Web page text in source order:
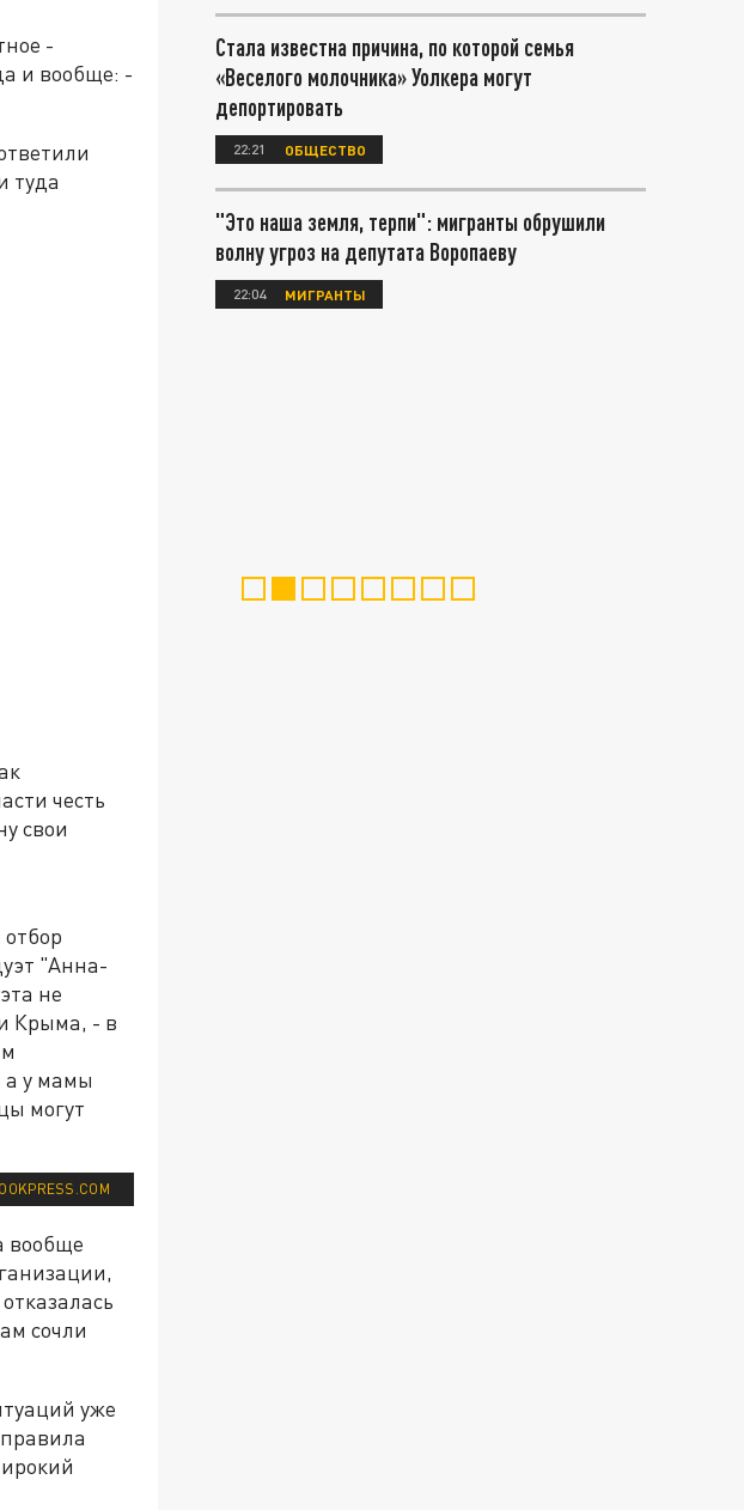
-
и вообще: -
туда
честь
свои
"Анна-
не
Крыма, - в
а у мамы
могут
вообще
сочли
уже
Стала известна причина, по которой семья
«Веселого молочника» Уолкера могут
депортировать
22:21 ОБЩЕСТВО
"Это наша земля, терпи": мигранты обрушили
волну угроз на депутата Воропаеву
22:04 МИГРАНТЫ